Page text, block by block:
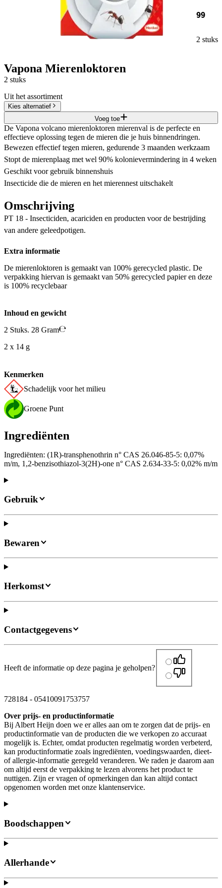
99
2 stuks
Vapona Mierenloktoren
2 stuks
Uit het assortiment
Kies alternatief
Voeg toe
De Vapona volcano mierenloktoren mierenval is de perfecte en
effectieve oplossing tegen de mieren die je huis binnendringen.
Bewezen effectief tegen mieren, gedurende 3 maanden werkzaam
Stopt de mierenplaag met wel 90% kolonievermindering in 4 weken
Geschikt voor gebruik binnenshuis
Insecticide die de mieren en het mierennest uitschakelt
Omschrijving
PT 18 - Insecticiden, acariciden en producten voor de bestrijding
van andere geleedpotigen.
Extra informatie
De mierenloktoren is gemaakt van 100% gerecycled plastic. De
verpakking hiervan is gemaakt van 50% gerecycled papier en deze
is 100% recyclebaar
Inhoud en gewicht
2 Stuks. 28 Gram
2 x 14 g
Kenmerken
Schadelijk voor het milieu
Groene Punt
Ingrediënten
Ingrediënten: (1R)-transphenothrin n° CAS 26.046-85-5: 0,07%
m/m, 1,2-benzisothiazol-3(2H)-one n° CAS 2.634-33-5: 0,02% m/m
Gebruik
Bewaren
Herkomst
Contactgegevens
Heeft de informatie op deze pagina je geholpen?
728184 - 05410091753757
Over prijs- en productinformatie
Bij Albert Heijn doen we er alles aan om te zorgen dat de prijs- en
productinformatie van de producten die we verkopen zo accuraat
mogelijk is. Echter, omdat producten regelmatig worden verbeterd,
kan productinformatie zoals ingrediënten, voedingswaarden, dieet-
of allergie-informatie geregeld veranderen. We raden je daarom aan
om altijd eerst de verpakking te lezen alvorens het product te
nuttigen. Zijn er vragen of opmerkingen dan kan altijd contact
opgenomen worden met onze klantenservice.
Boodschappen
Allerhande